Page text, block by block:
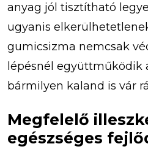
anyag jól tisztítható
ugyanis
gumicsizma nemcsak
lépésnél együttműködik
bármilyen kaland is vár
Megfelelő
egészséges